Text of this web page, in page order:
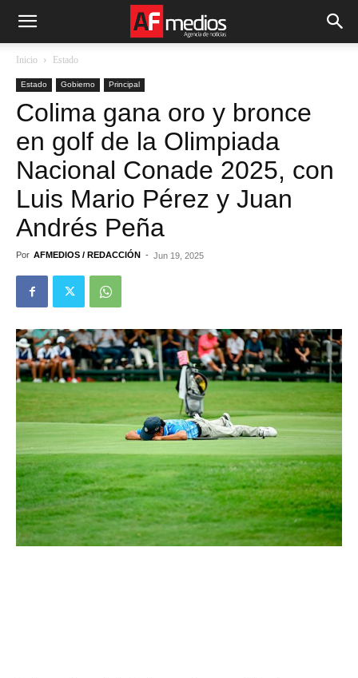
Inicio Estado
Estado Gobierno Principal
Colima gana oro y bronce
en golf de la Olimpiada
Nacional Conade 2025, con
Luis Mario Pérez y Juan
Andrés Peña
Por AFMEDIOS / REDACCIÓN - Jun 19, 2025